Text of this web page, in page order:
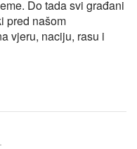
Do tada svi građani
pred našom
vjeru, naciju, rasu i